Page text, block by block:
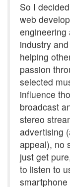
So I
web
engineering
industry
helping
passion
selected
influence
broadcast
stereo
advertising
appeal), no
just get
to listen to